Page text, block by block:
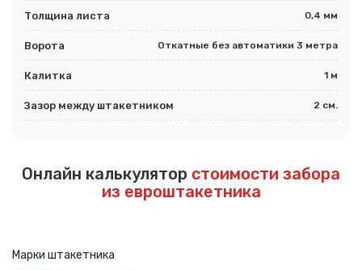
Толщина листа 0,4 мм
Ворота Откатные без автоматики 3 метра
Калитка 1 м
Зазор между штакетником 2 см.
Онлайн калькулятор стоимости забора
из евроштакетника
Марки штакетника